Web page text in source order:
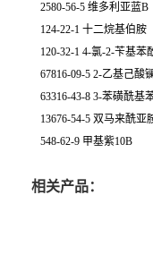
2580-56-5 维多利亚蓝B
124-22-1 十二烷基伯胺
120-32-1 4-氯-2-苄基苯
67816-09-5 2-乙基己酸
63316-43-8 3-苯磺酰基
13676-54-5 双马来酰亚
548-62-9 甲基紫10B
相关产品：